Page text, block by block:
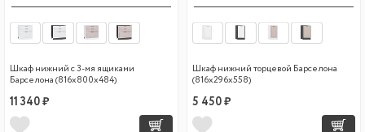
Шкаф нижний с 3-мя ящиками
Барселона (816х800х484)
11 340 ₽
Шкаф нижний торцевой Барселона
(816х296х558)
5 450 ₽